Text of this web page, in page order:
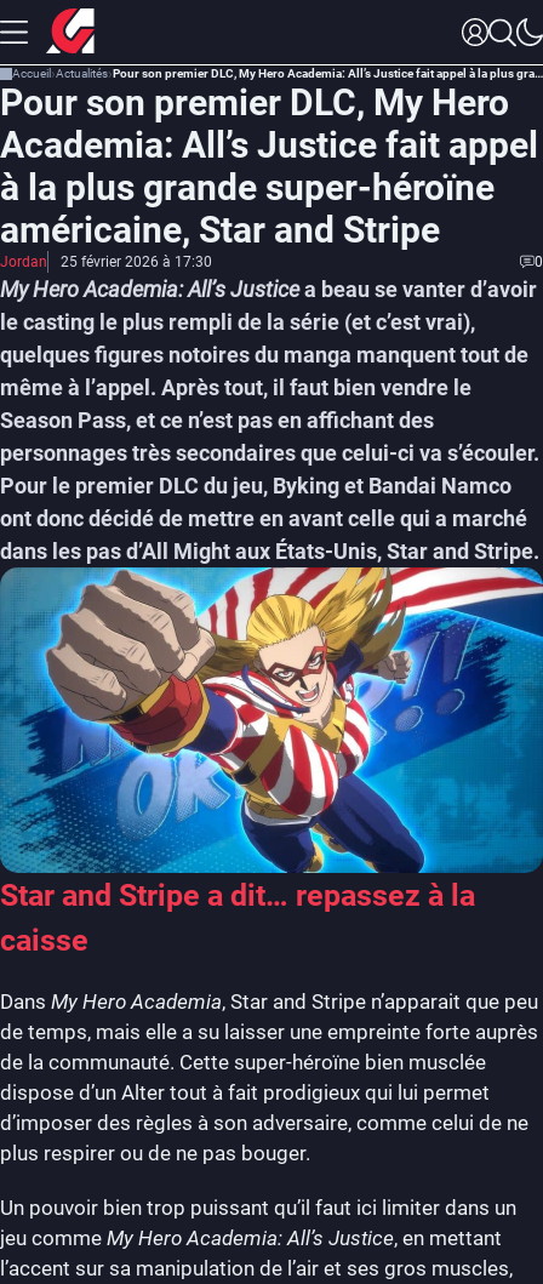
Accueil Actualités Pour son premier DLC, My Hero Academia: All’s Justice fait appel à la plus grande super-héroïne américaine, Star and Stripe
Pour son premier DLC, My Hero
Academia: All’s Justice fait appel
à la plus grande super-héroïne
américaine, Star and Stripe
Jordan 25 février 2026 à 17:30 0
My Hero Academia: All’s Justicea beau se vanter d’avoir
le casting le plus rempli de la série (et c’est vrai),
quelques figures notoires du manga manquent tout de
même à l’appel. Après tout, il faut bien vendre le
Season Pass, et ce n’est pas en affichant des
personnages très secondaires que celui-ci va s’écouler.
Pour le premier DLC du jeu, Byking et Bandai Namco
ont donc décidé de mettre en avant celle qui a marché
dans les pas d’All Might aux États-Unis, Star and Stripe.
Star and Stripe a dit… repassez à la
caisse
Dans My Hero Academia, Star and Stripe n’apparait que peu
de temps, mais elle a su laisser une empreinte forte auprès
de la communauté. Cette super-héroïne bien musclée
dispose d’un Alter tout à fait prodigieux qui lui permet
d’imposer des règles à son adversaire, comme celui de ne
plus respirer ou de ne pas bouger.
Un pouvoir bien trop puissant qu’il faut ici limiter dans un
jeu comme My Hero Academia: All’s Justice, en mettant
l’accent sur sa manipulation de l’air et ses gros muscles,